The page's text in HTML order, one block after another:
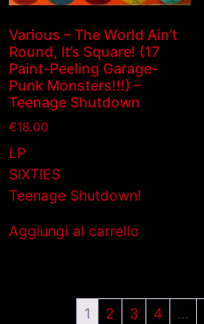
Various – The World Ain’t
Round, It’s Square! (17
Paint-Peeling Garage-
Punk Monsters!!!) –
Teenage Shutdown
€18.00
LP
SIXTIES
Teenage Shutdown!
Aggiungi al carrello
1 2 3 4 …